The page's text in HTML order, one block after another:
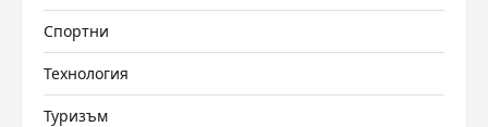
Спортни
Технология
Туризъм